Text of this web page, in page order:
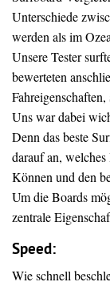
Unterschiede
werden als im
Unsere Tester
bewerteten
Uns war dabei
Denn das beste
darauf an,
Können und den
Um die Boards
zentrale
Speed:
Wie schnell